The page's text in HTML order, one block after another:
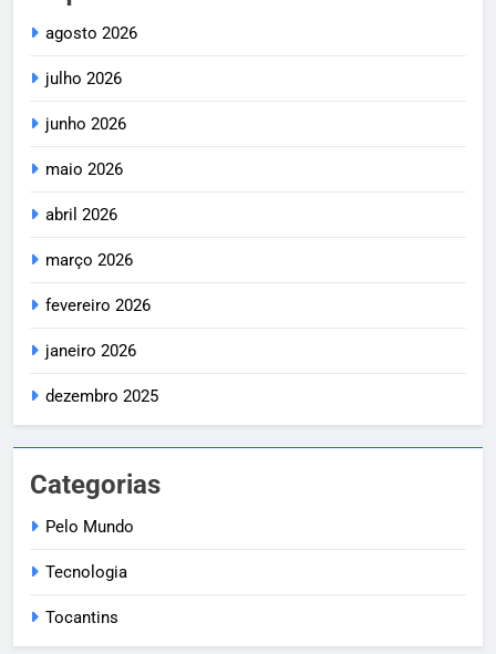
agosto 2026
julho 2026
junho 2026
maio 2026
abril 2026
março 2026
fevereiro 2026
janeiro 2026
dezembro 2025
Categorias
Pelo Mundo
Tecnologia
Tocantins